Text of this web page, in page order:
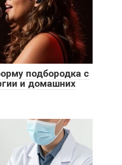
подбородка с
и домашних